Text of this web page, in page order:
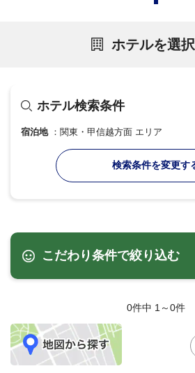
ホテルを選
ホテル検索条件
宿泊地 関東・甲信越方面 エリア
検索条件を変更す
こだわり条件で絞り込む
0件中 1～0件